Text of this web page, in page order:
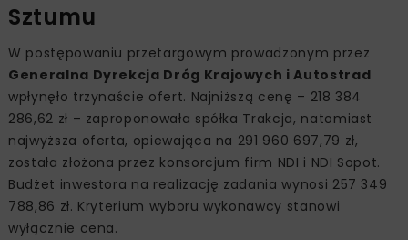
Sztumu
W postępowaniu przetargowym prowadzonym przez
Generalna Dyrekcja Dróg Krajowych i Autostrad
wpłynęło trzynaście ofert. Najniższą cenę – 218 384
286,62 zł – zaproponowała spółka Trakcja, natomiast
najwyższa oferta, opiewająca na 291 960 697,79 zł,
została złożona przez konsorcjum firm NDI i NDI Sopot.
Budżet inwestora na realizację zadania wynosi 257 349
788,86 zł. Kryterium wyboru wykonawcy stanowi
wyłącznie cena.